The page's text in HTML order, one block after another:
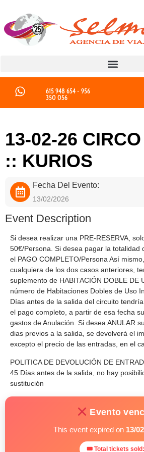
615 948 654 - 956
350 056
13-02-26
:: KURIOS
Fecha Del Evento:
13/02/2026
Event Description
Si desea realizar una PRE-RESERVA,
50€/Persona. Si desea pagar la totalidad
el PAGO COMPLETO/Persona Así
cualquiera de los dos casos anteriores,
suplemento de HABITACIÓN DOBLE DE
número de Habitaciones Dobles de Uso
Días antes de la salida del circuito
el pago completo, a partir de esa fecha
gastos de Anulación. Si desea ANULAR
dias previos a la salida, se devolverá el
excepto el precio de las entradas, en el
POLITICA DE DEVOLUCIÓN DE
45 Días antes de la salida, no hay
sustitución
Evento
This event expired on 13/
🎟 Total tickets